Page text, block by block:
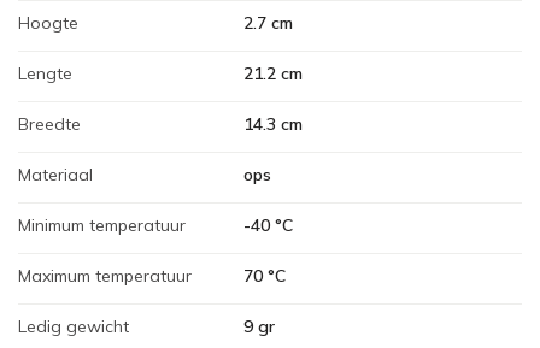
Hoogte 2.7 cm
Lengte 21.2 cm
Breedte 14.3 cm
Materiaal ops
Minimum temperatuur -40 °C
Maximum temperatuur 70 °C
Ledig gewicht 9 gr